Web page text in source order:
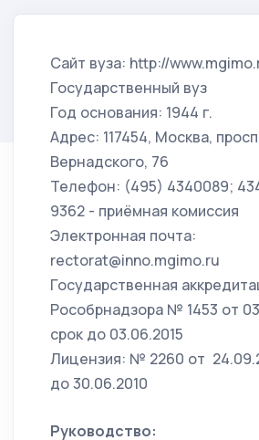
Сайт вуза: http://
Государственный вуз
Год основания: 1944 г.
Адрес: 117454, Москва,
Вернадского, 76
Телефон: (495) 4340089;
9362 - приёмная комиссия
Электронная почта:
rectorat@inno.mgimo.ru
Государственная
Рособрнадзора № 1453 от
срок до 03.06.2015
Лицензия: № 2260 от
до 30.06.2010
Руководство: